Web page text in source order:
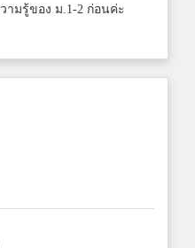
มรู้ของ ม.1-2 ก่อนค่ะ